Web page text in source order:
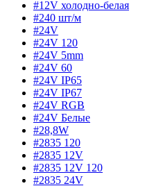
#12V холодно-белая
#240 шт/м
#24V
#24V 120
#24V 5mm
#24V 60
#24V IP65
#24V IP67
#24V RGB
#24V Белые
#28,8W
#2835 120
#2835 12V
#2835 12V 120
#2835 24V